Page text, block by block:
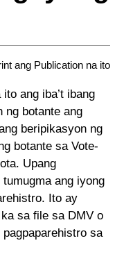
ang Publication na ito
ang iba’t ibang
ng botante ang
beripikasyon ng
botante sa Vote-
Upang
ang iyong
Ito ay
sa file sa DMV o
sa